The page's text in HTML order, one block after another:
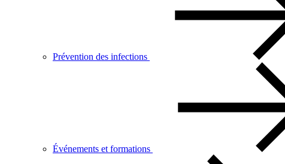
Prévention des infections
Événements et formations